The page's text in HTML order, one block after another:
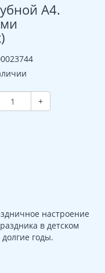
А4.
+
настроение
в детском
годы.